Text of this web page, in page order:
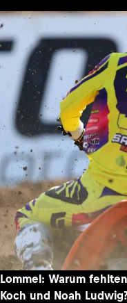
Lommel: Warum
Koch und Noah